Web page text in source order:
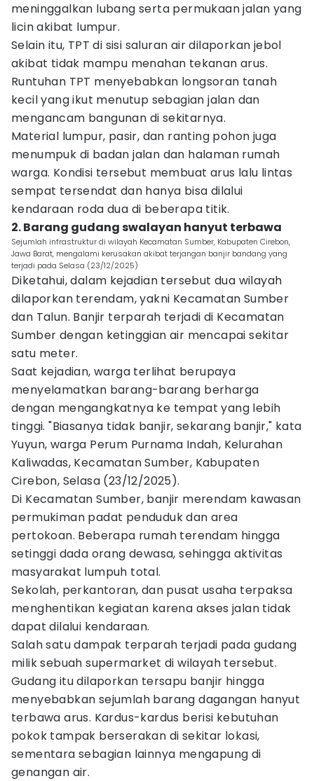
meninggalkan lubang serta permukaan jalan yang
licin akibat lumpur.
Selain itu, TPT di sisi saluran air dilaporkan jebol
akibat tidak mampu menahan tekanan arus.
Runtuhan TPT menyebabkan longsoran tanah
kecil yang ikut menutup sebagian jalan dan
mengancam bangunan di sekitarnya.
Material lumpur, pasir, dan ranting pohon juga
menumpuk di badan jalan dan halaman rumah
warga. Kondisi tersebut membuat arus lalu lintas
sempat tersendat dan hanya bisa dilalui
kendaraan roda dua di beberapa titik.
2. Barang gudang swalayan hanyut terbawa
Sejumlah infrastruktur di wilayah Kecamatan Sumber, Kabupaten Cirebon,
Jawa Barat, mengalami kerusakan akibat terjangan banjir bandang yang
terjadi pada Selasa (23/12/2025)
Diketahui, dalam kejadian tersebut dua wilayah
dilaporkan terendam, yakni Kecamatan Sumber
dan Talun. Banjir terparah terjadi di Kecamatan
Sumber dengan ketinggian air mencapai sekitar
satu meter.
Saat kejadian, warga terlihat berupaya
menyelamatkan barang-barang berharga
dengan mengangkatnya ke tempat yang lebih
tinggi. "Biasanya tidak banjir, sekarang banjir," kata
Yuyun, warga Perum Purnama Indah, Kelurahan
Kaliwadas, Kecamatan Sumber, Kabupaten
Cirebon, Selasa (23/12/2025).
Di Kecamatan Sumber, banjir merendam kawasan
permukiman padat penduduk dan area
pertokoan. Beberapa rumah terendam hingga
setinggi dada orang dewasa, sehingga aktivitas
masyarakat lumpuh total.
Sekolah, perkantoran, dan pusat usaha terpaksa
menghentikan kegiatan karena akses jalan tidak
dapat dilalui kendaraan.
Salah satu dampak terparah terjadi pada gudang
milik sebuah supermarket di wilayah tersebut.
Gudang itu dilaporkan tersapu banjir hingga
menyebabkan sejumlah barang dagangan hanyut
terbawa arus. Kardus-kardus berisi kebutuhan
pokok tampak berserakan di sekitar lokasi,
sementara sebagian lainnya mengapung di
genangan air.